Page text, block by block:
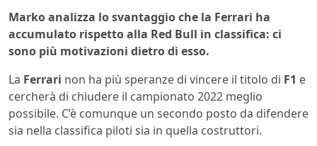
Marko analizza lo svantaggio che la Ferrari ha
accumulato rispetto alla Red Bull in classifica: ci
sono più motivazioni dietro di esso.
La Ferrari non ha più speranze di vincere il titolo di F1 e
cercherà di chiudere il campionato 2022 meglio
possibile. C’è comunque un secondo posto da difendere
sia nella classifica piloti sia in quella costruttori.